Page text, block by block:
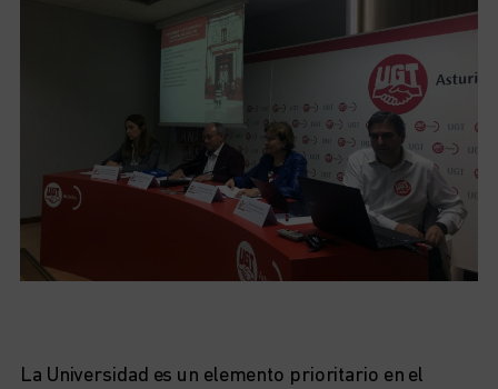
La Universidad es un elemento prioritario en el